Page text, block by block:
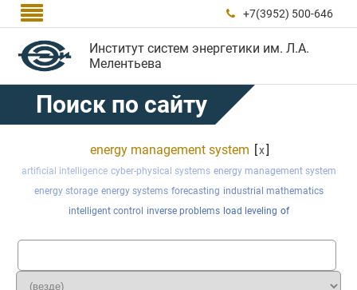
  +7(3952) 500-646
Институт систем энергетики им. Л.А.
Мелентьева
Поиск по сайту
energy management system [x]
artificial intelligence cyber-physical systems energy management system
energy storage energy systems forecasting industrial mathematics
intelligent control inverse problems load leveling of